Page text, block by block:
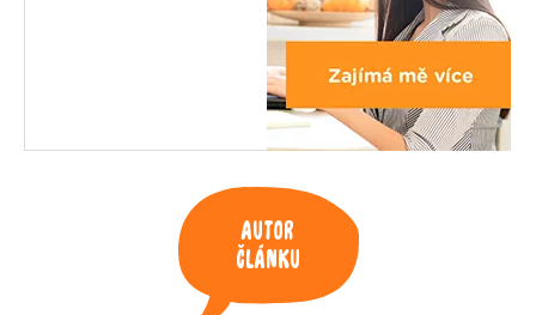
Autor
článku